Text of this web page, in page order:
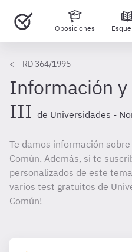
Oposiciones
RD 364/1995
Información
III de Universidades -
Te damos información
Común. Además, si te
personalizados de este
varios test gratuitos de
Común!